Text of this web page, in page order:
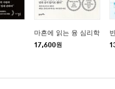
마흔에 읽는 융 심리학
17,600원